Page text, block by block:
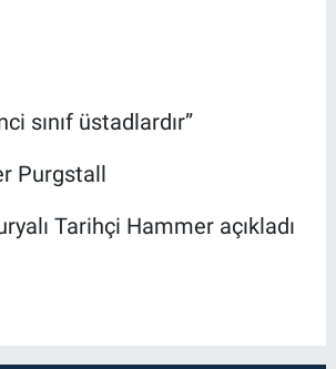
sınıf üstadlardır”
Purgstall
Tarihçi Hammer açıkladı